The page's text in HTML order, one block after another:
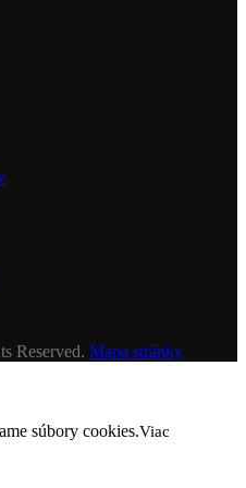
Reserved. Mapa stránky
súbory cookies.Viac